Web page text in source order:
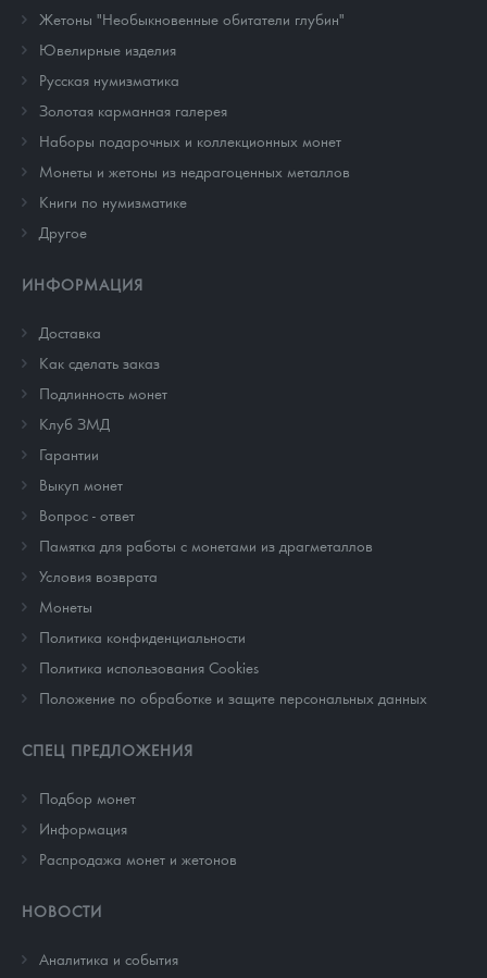
Жетоны "Необыкновенные обитатели глубин"
Ювелирные изделия
Русская нумизматика
Золотая карманная галерея
Наборы подарочных и коллекционных монет
Монеты и жетоны из недрагоценных металлов
Книги по нумизматике
Другое
ИНФОРМАЦИЯ
Доставка
Как сделать заказ
Подлинность монет
Клуб ЗМД
Гарантии
Выкуп монет
Вопрос - ответ
Памятка для работы с монетами из драгметаллов
Условия возврата
Монеты
Политика конфиденциальности
Политика использования Cookies
Положение по обработке и защите персональных данных
СПЕЦ ПРЕДЛОЖЕНИЯ
Подбор монет
Информация
Распродажа монет и жетонов
НОВОСТИ
Аналитика и события